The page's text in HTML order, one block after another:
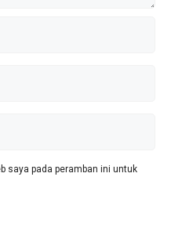
saya pada peramban ini untuk